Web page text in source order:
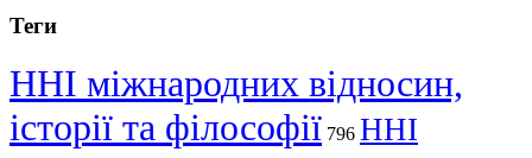
Теги
ННІ міжнародних відносин,
історії та філософії 796 ННІ